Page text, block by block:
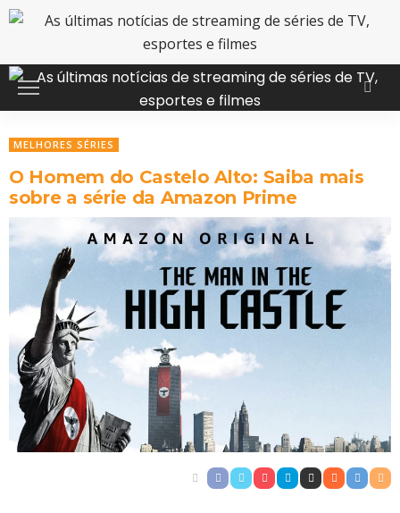
MELHORES SÉRIES
O Homem do Castelo Alto: Saiba mais
sobre a série da Amazon Prime